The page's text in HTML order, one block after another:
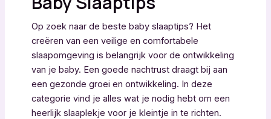
Op zoek naar de beste baby slaaptips? Het
creëren van een veilige en comfortabele
slaapomgeving is belangrijk voor de ontwikkeling
van je baby. Een goede nachtrust draagt bij aan
een gezonde groei en ontwikkeling. In deze
categorie vind je alles wat je nodig hebt om een
heerlijk slaaplekje voor je kleintje in te richten.